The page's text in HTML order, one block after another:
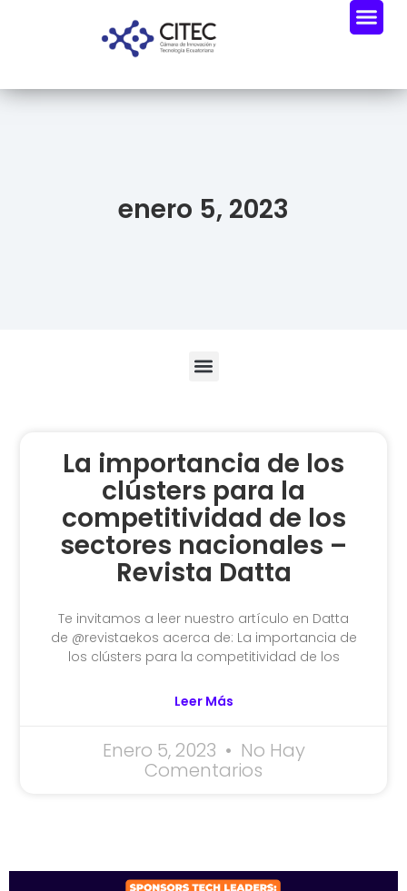
enero 5, 2023
La importancia de los
clústers para la
competitividad de los
sectores nacionales –
Revista Datta
Te invitamos a leer nuestro artículo en Datta
de @revistaekos acerca de: La importancia de
los clústers para la competitividad de los
Leer Más
Enero 5, 2023 No Hay
Comentarios